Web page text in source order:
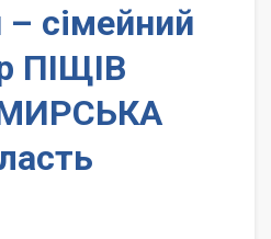
– сімейний
ПІЩІВ